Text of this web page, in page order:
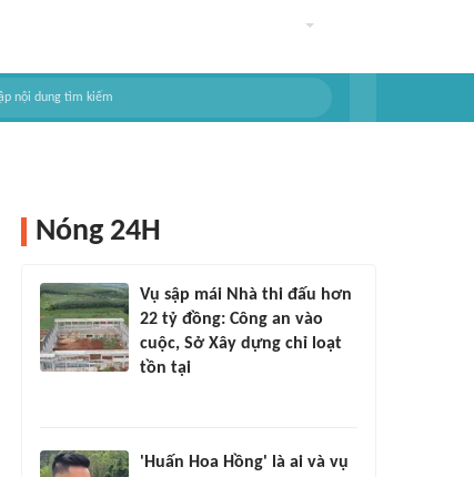
Nóng 24H
Vụ sập mái Nhà thi đấu hơn
22 tỷ đồng: Công an vào
cuộc, Sở Xây dựng chỉ loạt
tồn tại
'Huấn Hoa Hồng' là ai và vụ